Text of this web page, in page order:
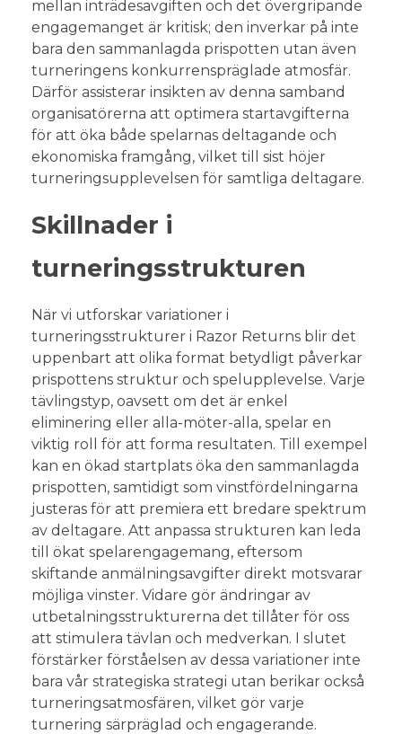
mellan inträdesavgiften och det övergripande
engagemanget är kritisk; den inverkar på inte
bara den sammanlagda prispotten utan även
turneringens konkurrenspräglade atmosfär.
Därför assisterar insikten av denna samband
organisatörerna att optimera startavgifterna
för att öka både spelarnas deltagande och
ekonomiska framgång, vilket till sist höjer
turneringsupplevelsen för samtliga deltagare.
Skillnader i
turneringsstrukturen
När vi utforskar variationer i
turneringsstrukturer i Razor Returns blir det
uppenbart att olika format betydligt påverkar
prispottens struktur och spelupplevelse. Varje
tävlingstyp, oavsett om det är enkel
eliminering eller alla-möter-alla, spelar en
viktig roll för att forma resultaten. Till exempel
kan en ökad startplats öka den sammanlagda
prispotten, samtidigt som vinstfördelningarna
justeras för att premiera ett bredare spektrum
av deltagare. Att anpassa strukturen kan leda
till ökat spelarengagemang, eftersom
skiftande anmälningsavgifter direkt motsvarar
möjliga vinster. Vidare gör ändringar av
utbetalningsstrukturerna det tillåter för oss
att stimulera tävlan och medverkan. I slutet
förstärker förståelsen av dessa variationer inte
bara vår strategiska strategi utan berikar också
turneringsatmosfären, vilket gör varje
turnering särpräglad och engagerande.